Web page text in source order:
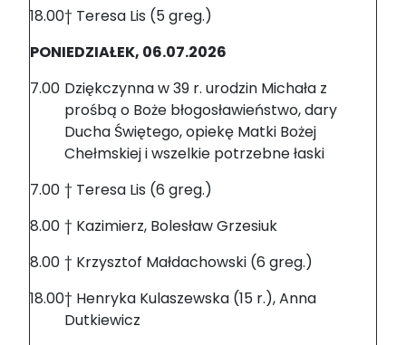
18.00† Teresa Lis (5 greg.)
PONIEDZIAŁEK, 06.07.2026
7.00 Dziękczynna w 39 r. urodzin Michała z
prośbą o Boże błogosławieństwo, dary
Ducha Świętego, opiekę Matki Bożej
Chełmskiej i wszelkie potrzebne łaski
7.00 † Teresa Lis (6 greg.)
8.00 † Kazimierz, Bolesław Grzesiuk
8.00 † Krzysztof Małdachowski (6 greg.)
18.00† Henryka Kulaszewska (15 r.), Anna
Dutkiewicz